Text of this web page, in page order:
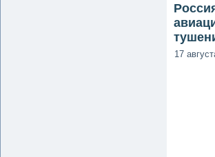
17